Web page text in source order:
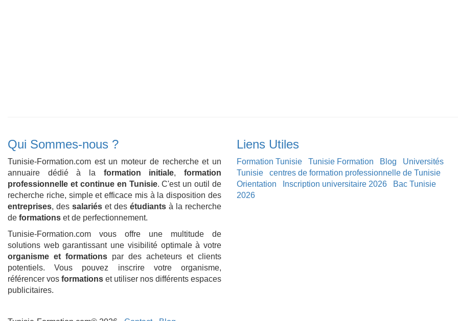
Qui Sommes-nous ?
Tunisie-Formation.com est un moteur de recherche et un
annuaire dédié à la formation initiale,formation
professionnelle et continue en Tunisie. C'est un outil de
recherche riche, simple et efficace mis à la disposition des
entreprises, des salariés et des étudiants à la recherche
de formations et de perfectionnement.
Tunisie-Formation.com vous offre une multitude de
solutions web garantissant une visibilité optimale à votre
organisme et formations par des acheteurs et clients
potentiels. Vous pouvez inscrire votre organisme,
référencer vos formations et utiliser nos différents espaces
publicitaires.
Liens Utiles
Formation Tunisie Tunisie Formation Blog
Universités
Tunisie
centres de formation professionnelle de Tunisie
Orientation
Inscription universitaire 2026
Bac Tunisie
2026